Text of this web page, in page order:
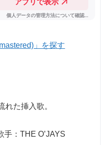
」を探す
れた挿入歌。
：THE O’JAYS